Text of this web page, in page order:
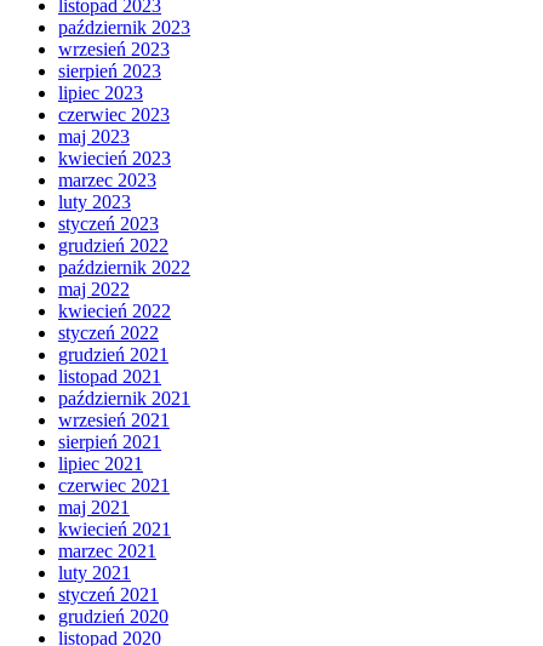
listopad 2023
październik 2023
wrzesień 2023
sierpień 2023
lipiec 2023
czerwiec 2023
maj 2023
kwiecień 2023
marzec 2023
luty 2023
styczeń 2023
grudzień 2022
październik 2022
maj 2022
kwiecień 2022
styczeń 2022
grudzień 2021
listopad 2021
październik 2021
wrzesień 2021
sierpień 2021
lipiec 2021
czerwiec 2021
maj 2021
kwiecień 2021
marzec 2021
luty 2021
styczeń 2021
grudzień 2020
listopad 2020